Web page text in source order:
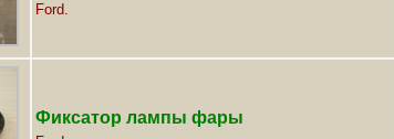
Ford.
Фиксатор лампы фары